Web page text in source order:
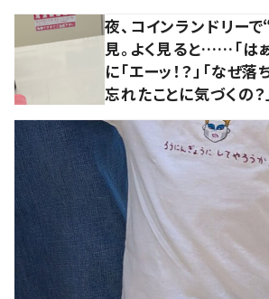
夜、コインランドリー
見。よく見ると……「は
に「エーッ！？」「なぜ落
忘れたことに気づくの？